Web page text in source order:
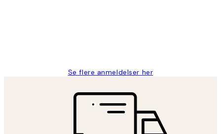
Se flere anmeldelser her